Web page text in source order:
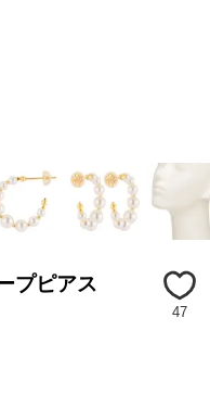
プピアス
47